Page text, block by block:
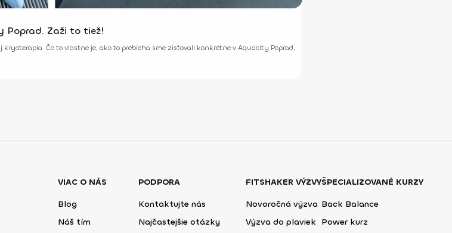
Poprad. Zaži to tiež!
Čo to vlastne je, ako to prebieha sme zisťovali konkrétne v Aquacity Poprad.
VIAC O NÁS
Blog
Náš tím
PODPORA
Kontaktujte nás
Najčastejšie otázky
FITSHAKER VÝZVY
Novoročná výzva
Výzva do plaviek
ŠPECIALIZOVANÉ KURZY
Back Balance
Power kurz